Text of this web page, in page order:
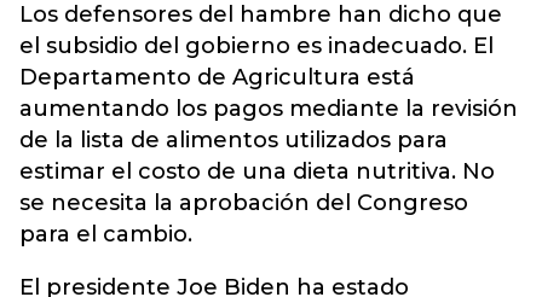
Los defensores del hambre han dicho que
el subsidio del gobierno es inadecuado. El
Departamento de Agricultura está
aumentando los pagos mediante la revisión
de la lista de alimentos utilizados para
estimar el costo de una dieta nutritiva. No
se necesita la aprobación del Congreso
para el cambio.
El presidente Joe Biden ha estado